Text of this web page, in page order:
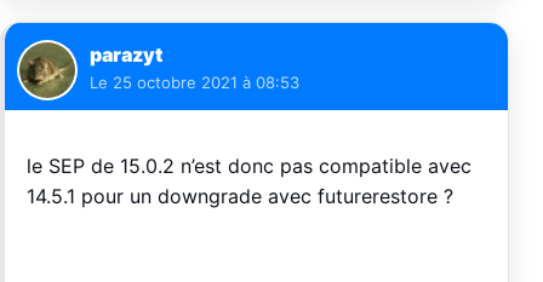
parazyt
Le 25 octobre 2021 à 08:53
le SEP de 15.0.2 n’est donc pas compatible avec
14.5.1 pour un downgrade avec futurerestore ?